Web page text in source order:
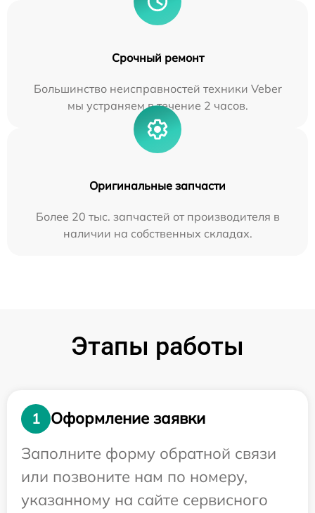
Срочный ремонт
Большинство неисправностей техники Veber
мы устраняем в течение 2 часов.
Оригинальные запчасти
Более 20 тыс. запчастей от производителя в
наличии на собственных складах.
Этапы работы
1
Оформление заявки
Заполните форму обратной связи
или позвоните нам по номеру,
указанному на сайте сервисного